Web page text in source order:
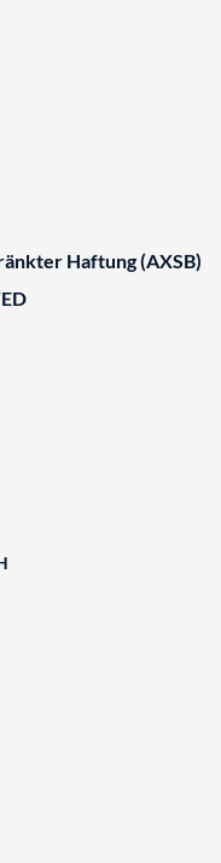
Haftung (AXSB)